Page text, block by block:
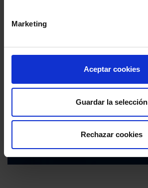
Marketing
Aceptar cookies
Guardar la selección
Rechazar cookies